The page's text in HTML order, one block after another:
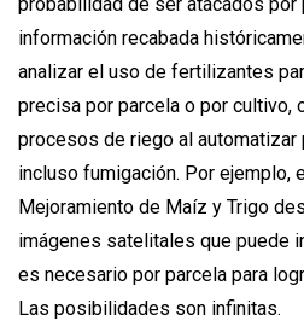
información recabada
analizar el uso de fertilizantes
precisa por parcela o por cultivo,
procesos de riego al
incluso fumigación. Por ejemplo,
Mejoramiento de Maíz y Trigo
imágenes satelitales que puede
es necesario por parcela para
Las posibilidades son infinitas.